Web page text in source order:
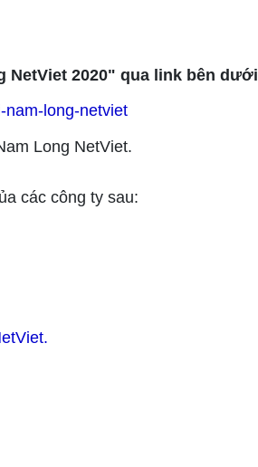
NetViet 2020" qua link bên dưới
nam-long-netviet
Long NetViet.
các công ty sau: